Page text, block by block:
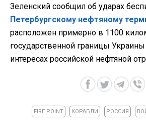
Зеленский сообщил об ударах
Петербургскому нефтяному
расположен примерно в 1100
государственной границы Украины
интересах российской нефтяной
FIRE POINT КОРАБЛИ РОССИЯ